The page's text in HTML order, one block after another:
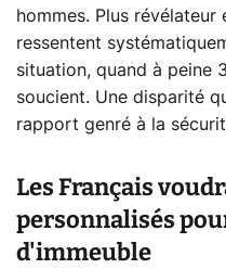
hommes. Plus révélateur
ressentent
situation, quand à peine
soucient. Une disparité
rapport genré à la
Les Français
personnalisés
d'immeuble